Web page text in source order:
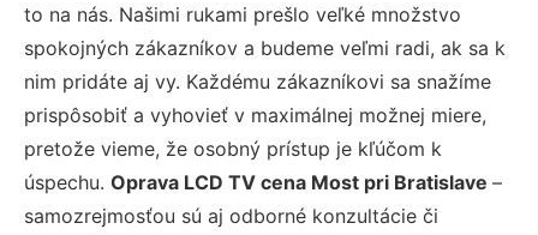
to na nás. Našimi rukami prešlo veľké množstvo
spokojných zákazníkov a budeme veľmi radi, ak sa k
nim pridáte aj vy. Každému zákazníkovi sa snažíme
prispôsobiť a vyhovieť v maximálnej možnej miere,
pretože vieme, že osobný prístup je kľúčom k
úspechu. Oprava LCD TV cena Most pri Bratislave –
samozrejmosťou sú aj odborné konzultácie či